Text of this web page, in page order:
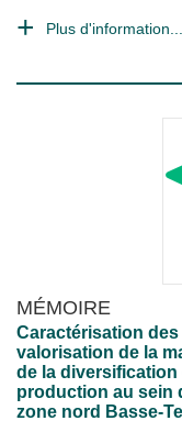
Plus d'information...
MÉMOIRE
Caractérisation
valorisation de la
de la
production au sein
zone nord Basse-